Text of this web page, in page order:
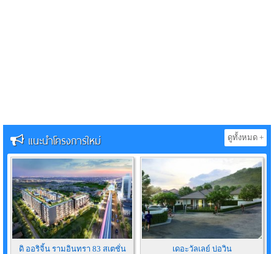
แนะนำโครงการใหม่ ดูทั้งหมด +
ดิ ออริจิ้น รามอินทรา 83 สเตชั่น เดอะวัลเลย์ บ่อวิน